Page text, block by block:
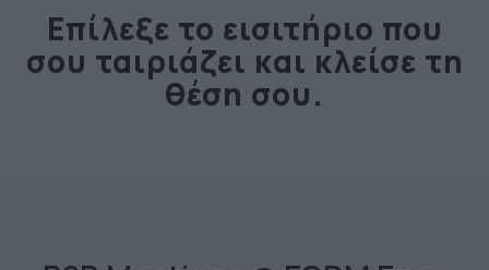
Επίλεξε το εισιτήριο που
σου ταιριάζει και κλείσε τη
θέση σου.